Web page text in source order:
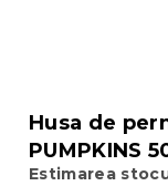
Husa de
PUMPKINS
Estimarea